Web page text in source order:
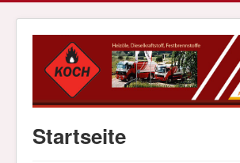
Startseite